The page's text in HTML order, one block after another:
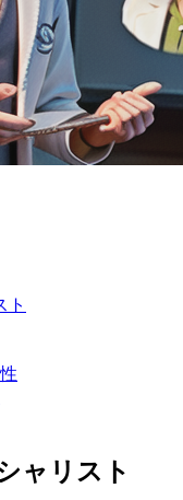
ト
ャリスト